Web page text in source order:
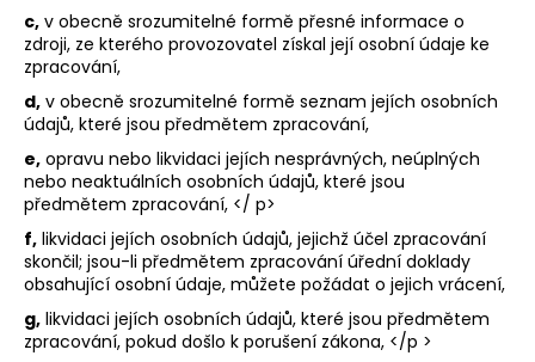
c, v obecně srozumitelné formě přesné informace o
zdroji, ze kterého provozovatel získal její osobní údaje ke
zpracování,
d, v obecně srozumitelné formě seznam jejích osobních
údajů, které jsou předmětem zpracování,
e, opravu nebo likvidaci jejích nesprávných, neúplných
nebo neaktuálních osobních údajů, které jsou
předmětem zpracování, </ p>
f, likvidaci jejích osobních údajů, jejichž účel zpracování
skončil; jsou-li předmětem zpracování úřední doklady
obsahující osobní údaje, můžete požádat o jejich vrácení,
g, likvidaci jejích osobních údajů, které jsou předmětem
zpracování, pokud došlo k porušení zákona, </p >